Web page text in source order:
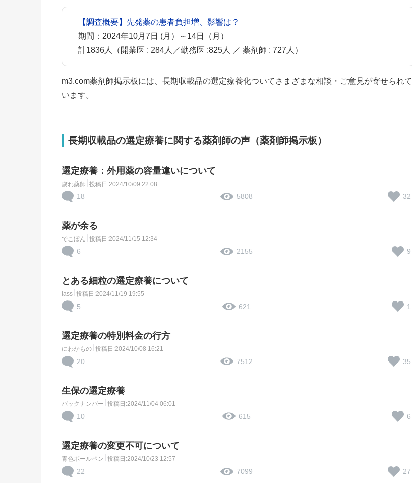
【調査概要】先発薬の患者負担増、影響は？
期間：2024年10月7日 (月）～14日（月）
計1836人（開業医 : 284人／勤務医 :825人 ／ 薬剤師 : 727人）
m3.com薬剤師掲示板には、長期収載品の選定療養化ついてさまざまな相談・ご意見が寄せられて
います。
長期収載品の選定療養に関する薬剤師の声（薬剤師掲示板）
選定療養：外用薬の容量違いについて
腐れ薬師 投稿日:2024/10/09 22:08
18 5808 32
薬が余る
でこぼん 投稿日:2024/11/15 12:34
6 2155 9
とある細粒の選定療養について
lass 投稿日:2024/11/19 19:55
5 621 1
選定療養の特別料金の行方
にわかもの 投稿日:2024/10/08 16:21
20 7512 35
生保の選定療養
バックナンバー 投稿日:2024/11/04 06:01
10 615 6
選定療養の変更不可について
青色ボールペン 投稿日:2024/10/23 12:57
22 7099 27